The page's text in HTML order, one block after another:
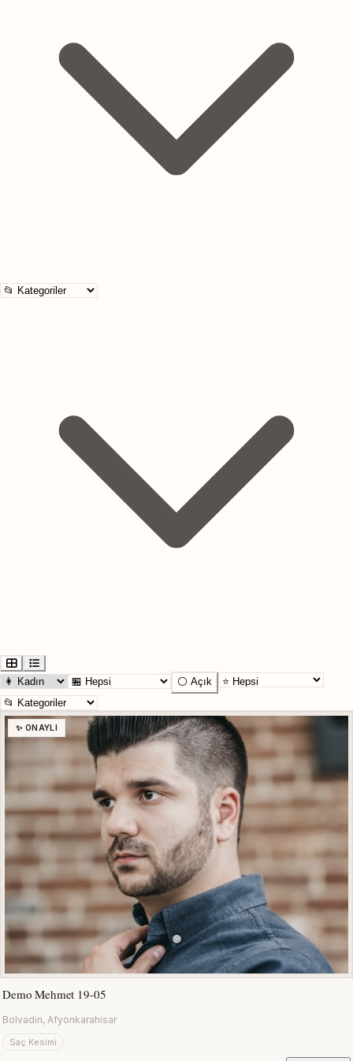
⚪ Açık
✨ ONAYLI
Demo Mehmet 19-05
Bolvadin, Afyonkarahisar
Saç Kesimi